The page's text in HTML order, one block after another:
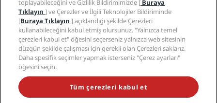
Sorumlu İşletme
Satın Alma
Modern Kölelik Beyanı
Site haritası
POPÜLER KAMPANYALARIMIZI KAÇIRMAYIN
toplayabileceğini ve Gizlilik Bildirimimizde [ Buraya
Tıklayın] ve Çerezler ve İlgili Teknolojiler Bildiriminde
[Buraya Tıklayın] açıklandığı şekilde Çerezleri
kullanabileceğini kabul etmiş olursunuz. "Yalnızca temel
çerezleri kabul et" öğesini seçerseniz yalnızca web sitesinin
düzgün şekilde çalışması için gerekli olan Çerezleri saklarız.
Daha spesifik seçimler yapmak isterseniz "Çerez ayarları"
öğesini seçin.
Tüm çerezleri kabul et